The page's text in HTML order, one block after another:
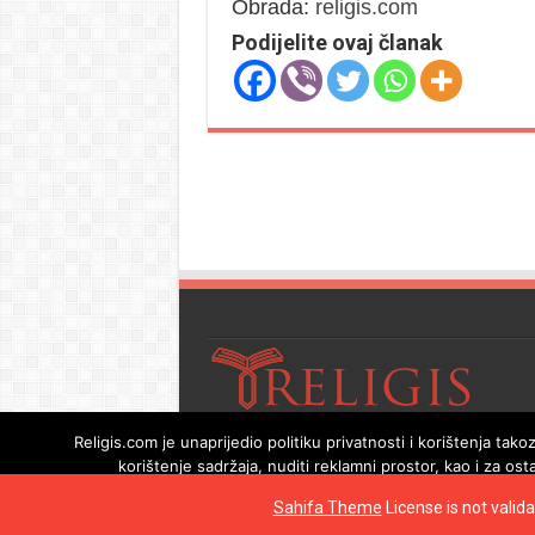
Obrada: religis.com
Podijelite ovaj članak
© Copyright 2026, All Rights
Sahifa Theme License is not
Religis.com je unaprijedio politiku privatnosti i korištenja
korištenje sadržaja, nuditi reklamni prostor, kao i za